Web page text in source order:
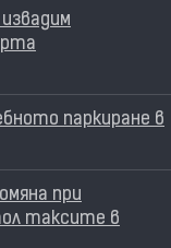
паркиране в
при
таксите в